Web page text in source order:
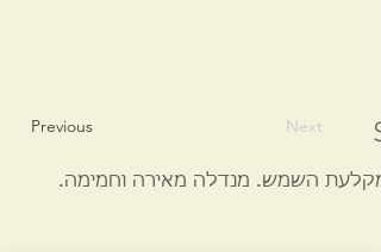
Previous Next
מקלעת השמש. מנדלה מאירה וחמימה.